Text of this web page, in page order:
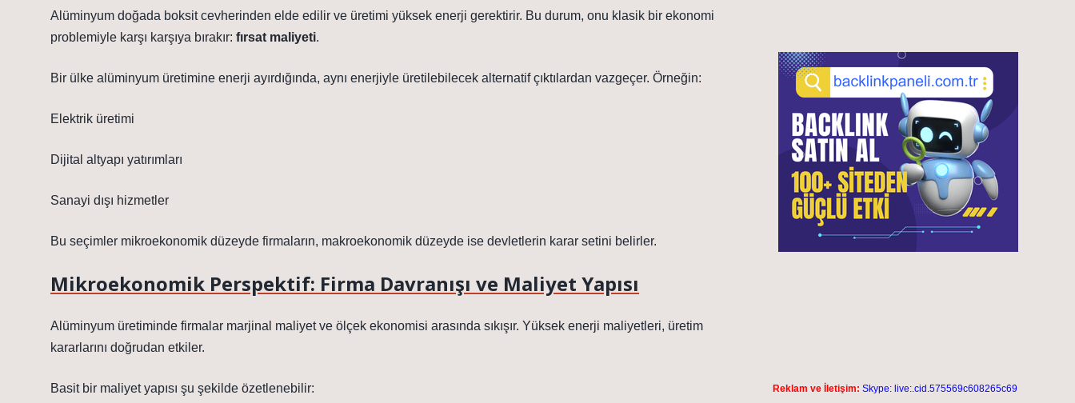
Alüminyum doğada boksit cevherinden elde edilir ve üretimi yüksek enerji gerektirir. Bu durum, onu klasik bir ekonomi
problemiyle karşı karşıya bırakır: fırsat maliyeti.
Bir ülke alüminyum üretimine enerji ayırdığında, aynı enerjiyle üretilebilecek alternatif çıktılardan vazgeçer. Örneğin:
Elektrik üretimi
Dijital altyapı yatırımları
Sanayi dışı hizmetler
Bu seçimler mikroekonomik düzeyde firmaların, makroekonomik düzeyde ise devletlerin karar setini belirler.
Mikroekonomik Perspektif: Firma Davranışı ve Maliyet Yapısı
Alüminyum üretiminde firmalar marjinal maliyet ve ölçek ekonomisi arasında sıkışır. Yüksek enerji maliyetleri, üretim
kararlarını doğrudan etkiler.
Basit bir maliyet yapısı şu şekilde özetlenebilir: Reklam ve İletişim: Skype: live:.cid.575569c608265c69